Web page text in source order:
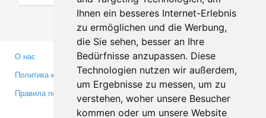
Ihnen ein besseres Internet-Erlebnis
zu ermöglichen und die Werbung,
die Sie sehen, besser an Ihre
Bedürfnisse anzupassen. Diese
Technologien nutzen wir außerdem,
um Ergebnisse zu messen, um zu
verstehen, woher unsere Besucher
kommen oder um unsere Website
О нас
Политика конфиденциальности
Правила пользования
Партнерам
Инвесторам
Медиа